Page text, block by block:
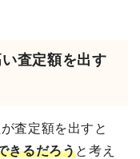
査定額を出す
査定額を出すと
きるだろうと考え